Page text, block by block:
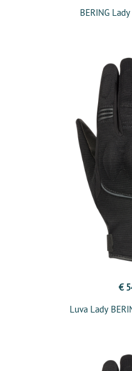
BERING
€
Luva Lady